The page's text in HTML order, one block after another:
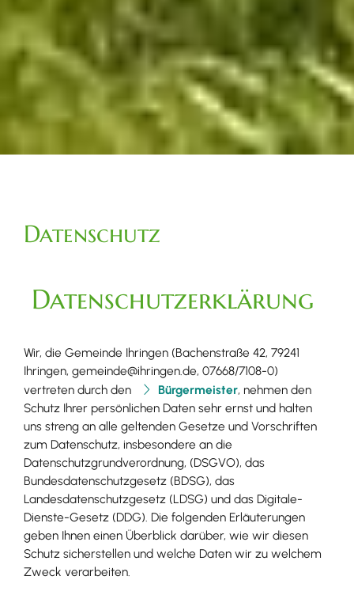
Datenschutz
Datenschutzerklärung​
Wir, die Gemeinde Ihringen (Bachenstraße 42, 79241
Ihringen, gemeinde@ihringen.de, 07668/7108-0)
vertreten durch den
Bürgermeister, nehmen den
Schutz Ihrer persönlichen Daten sehr ernst und halten
uns streng an alle geltenden Gesetze und Vorschriften
zum Datenschutz, insbesondere an die
Datenschutzgrundverordnung, (DSGVO), das
Bundesdatenschutzgesetz (BDSG), das
Landesdatenschutzgesetz (LDSG) und das Digitale-
Dienste-Gesetz (DDG). Die folgenden Erläuterungen
geben Ihnen einen Überblick darüber, wie wir diesen
Schutz sicherstellen und welche Daten wir zu welchem
Zweck verarbeiten.